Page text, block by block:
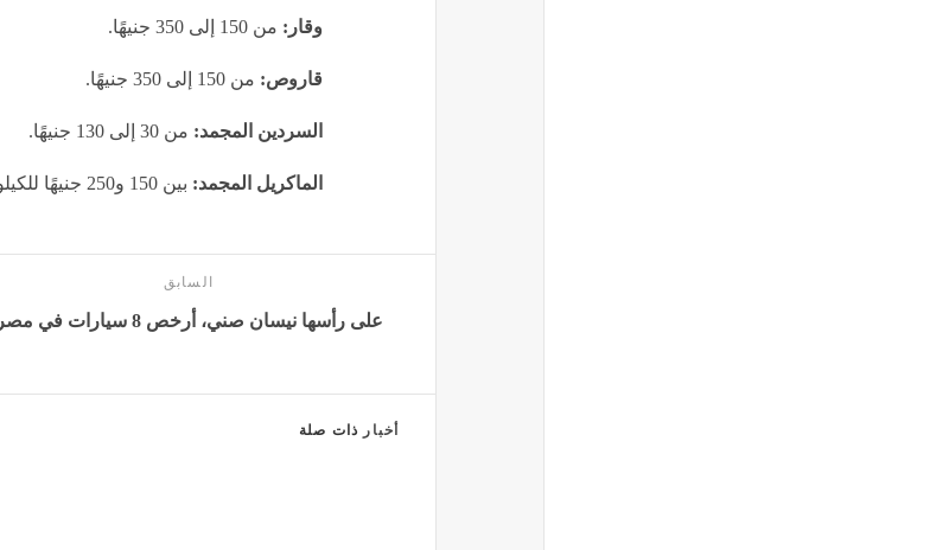
وقار: من 150 إلى 350 جنيهًا.
قاروص: من 150 إلى 350 جنيهًا.
السردين المجمد: من 30 إلى 130 جنيهًا.
الماكريل المجمد: بين 150 و250 جنيهًا للكيلو.
السابق
على رأسها نيسان صني، أرخص 8 سيارات في مصر
أخبار ذات صلة